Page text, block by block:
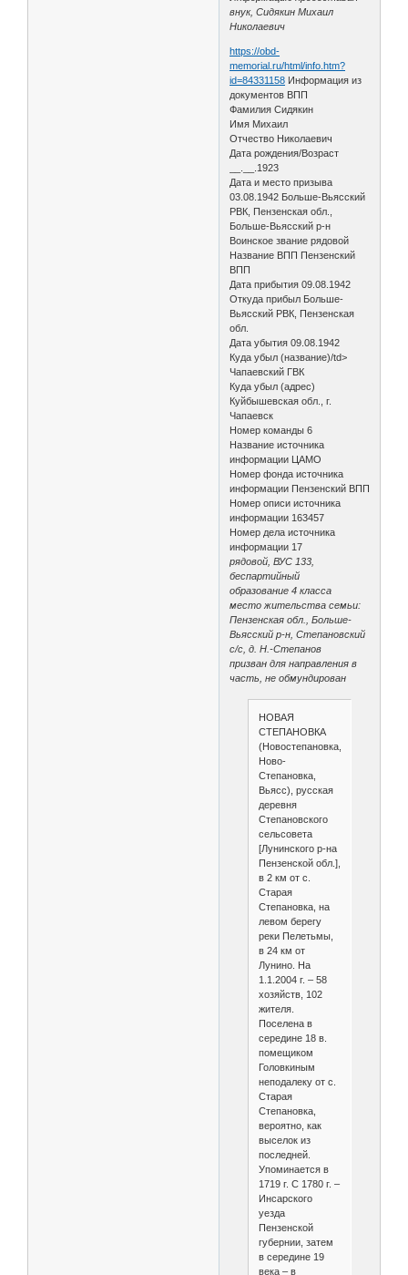
внук, Сидякин Михаил
Николаевич
https://obd-
memorial.ru/html/info.htm?
id=84331158 Информация из
документов ВПП
Фамилия Сидякин
Имя Михаил
Отчество Николаевич
Дата рождения/Возраст
__.__.1923
Дата и место призыва
03.08.1942 Больше-Вьясский
РВК, Пензенская обл.,
Больше-Вьясский р-н
Воинское звание рядовой
Название ВПП Пензенский
ВПП
Дата прибытия 09.08.1942
Откуда прибыл Больше-
Вьясский РВК, Пензенская
обл.
Дата убытия 09.08.1942
Куда убыл (название)/td>
Чапаевский ГВК
Куда убыл (адрес)
Куйбышевская обл., г.
Чапаевск
Номер команды 6
Название источника
информации ЦАМО
Номер фонда источника
информации Пензенский ВПП
Номер описи источника
информации 163457
Номер дела источника
информации 17
рядовой, ВУС 133,
беспартийный
образование 4 класса
место жительства семьи:
Пензенская обл., Больше-
Вьясский р-н, Степановский
с/с, д. Н.-Степанов
призван для направления в
часть, не обмундирован
НОВАЯ
СТЕПАНОВКА
(Новостепановка,
Ново-
Степановка,
Вьясс), русская
деревня
Степановского
сельсовета
[Лунинского р-на
Пензенской обл.],
в 2 км от с.
Старая
Степановка, на
левом берегу
реки Пелетьмы,
в 24 км от
Лунино. На
1.1.2004 г. – 58
хозяйств, 102
жителя.
Поселена в
середине 18 в.
помещиком
Головкиным
неподалеку от с.
Старая
Степановка,
вероятно, как
выселок из
последней.
Упоминается в
1719 г. С 1780 г. –
Инсарского
уезда
Пензенской
губернии, затем
в середине 19
века – в